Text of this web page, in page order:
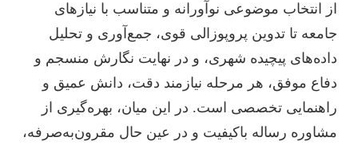
از انتخاب موضوعی نوآورانه و متناسب با نیازهای
جامعه تا تدوین پروپوزالی قوی، جمع‌آوری و تحلیل
داده‌های پیچیده شهری، و در نهایت نگارش منسجم و
دفاع موفق، هر مرحله نیازمند دقت، دانش عمیق و
راهنمایی تخصصی است. در این میان، بهره‌گیری از
مشاوره رساله باکیفیت و در عین حال مقرون‌به‌صرفه،